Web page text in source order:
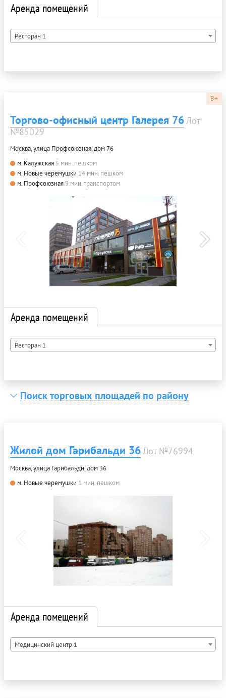
Аренда помещений
Ресторан 1
B+
Торгово-офисный центр Галерея 76Лот
№85029
Москва, улица Профсоюзная, дом 76
м. Калужская 5 мин. пешком
м. Новые черемушки 14 мин. пешком
м. Профсоюзная9 мин. транспортом
Аренда помещений
Ресторан 1
Поиск торговых площадей по району
Жилой дом Гарибальди 36Лот №76994
Москва, улица Гарибальди, дом 36
м. Новые черемушки 1 мин. пешком
Аренда помещений
Медицинский центр 1